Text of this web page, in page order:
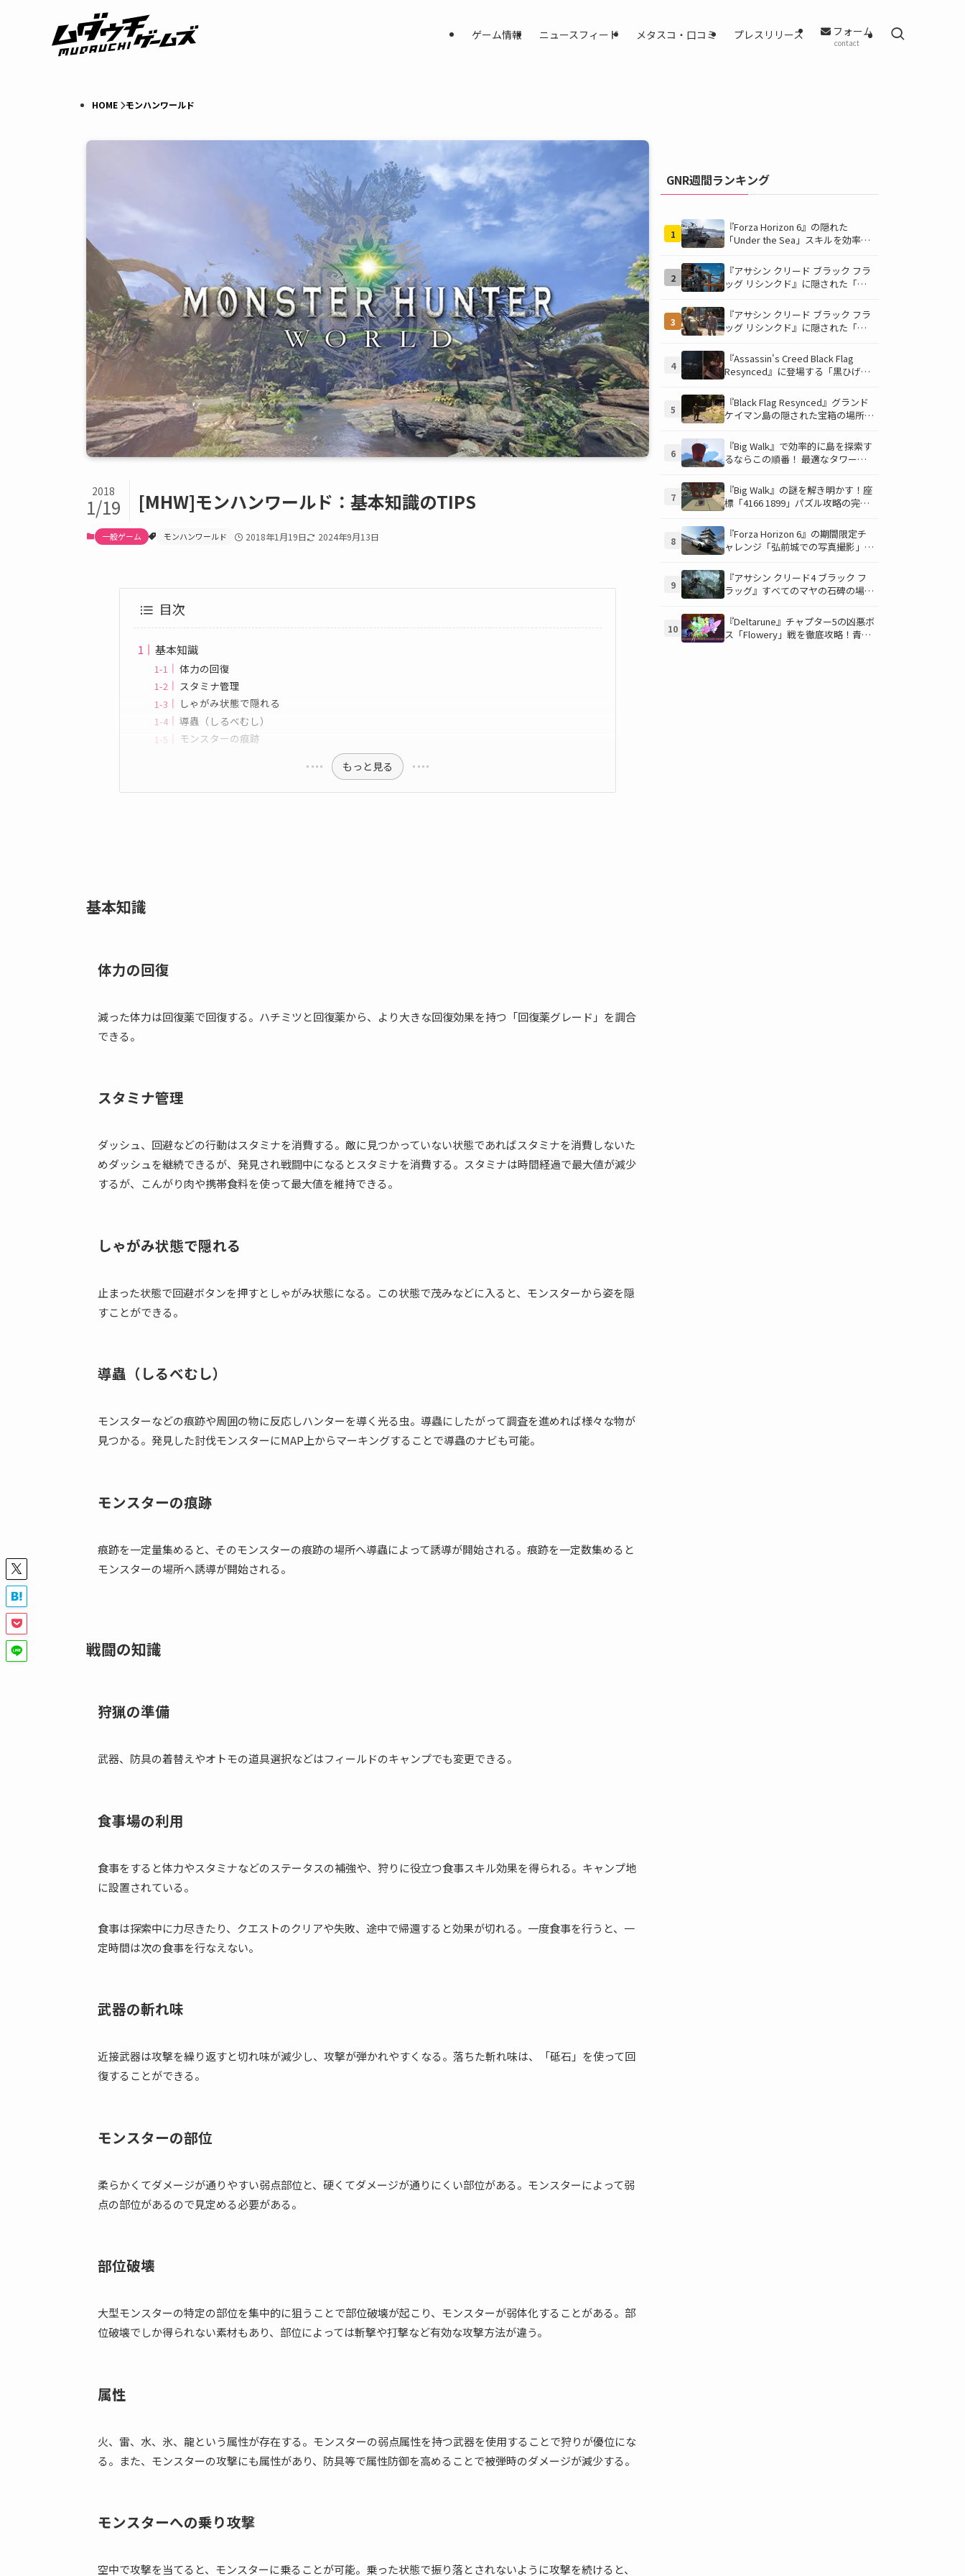
ゲーム情報 ニュースフィード メタスコ・口コミ プレスリリース フォーム
contact
HOME モンハンワールド
[MHW]モンハンワールド：基本知識のTIPS
2018
1/19
一般ゲーム モンハンワールド 2018年1月19日 2024年9月13日
目次
基本知識
体力の回復
スタミナ管理
しゃがみ状態で隠れる
導蟲（しるべむし）
モンスターの痕跡
もっと見る
基本知識
体力の回復
減った体力は回復薬で回復する。ハチミツと回復薬から、より大きな回復効果を持つ「回復薬グレード」を調合
できる。
スタミナ管理
ダッシュ、回避などの行動はスタミナを消費する。敵に見つかっていない状態であればスタミナを消費しないた
めダッシュを継続できるが、発見され戦闘中になるとスタミナを消費する。スタミナは時間経過で最大値が減少
するが、こんがり肉や携帯食料を使って最大値を維持できる。
しゃがみ状態で隠れる
止まった状態で回避ボタンを押すとしゃがみ状態になる。この状態で茂みなどに入ると、モンスターから姿を隠
すことができる。
導蟲（しるべむし）
モンスターなどの痕跡や周囲の物に反応しハンターを導く光る虫。導蟲にしたがって調査を進めれば様々な物が
見つかる。発見した討伐モンスターにMAP上からマーキングすることで導蟲のナビも可能。
モンスターの痕跡
痕跡を一定量集めると、そのモンスターの痕跡の場所へ導蟲によって誘導が開始される。痕跡を一定数集めると
モンスターの場所へ誘導が開始される。
戦闘の知識
狩猟の準備
武器、防具の着替えやオトモの道具選択などはフィールドのキャンプでも変更できる。
食事場の利用
食事をすると体力やスタミナなどのステータスの補強や、狩りに役立つ食事スキル効果を得られる。キャンプ地
に設置されている。
食事は探索中に力尽きたり、クエストのクリアや失敗、途中で帰還すると効果が切れる。一度食事を行うと、一
定時間は次の食事を行なえない。
武器の斬れ味
近接武器は攻撃を繰り返すと切れ味が減少し、攻撃が弾かれやすくなる。落ちた斬れ味は、「砥石」を使って回
復することができる。
モンスターの部位
柔らかくてダメージが通りやすい弱点部位と、硬くてダメージが通りにくい部位がある。モンスターによって弱
点の部位があるので見定める必要がある。
部位破壊
大型モンスターの特定の部位を集中的に狙うことで部位破壊が起こり、モンスターが弱体化することがある。部
位破壊でしか得られない素材もあり、部位によっては斬撃や打撃など有効な攻撃方法が違う。
属性
火、雷、水、氷、龍という属性が存在する。モンスターの弱点属性を持つ武器を使用することで狩りが優位にな
る。また、モンスターの攻撃にも属性があり、防具等で属性防御を高めることで被弾時のダメージが減少する。
モンスターへの乗り攻撃
空中で攻撃を当てると、モンスターに乗ることが可能。乗った状態で振り落とされないように攻撃を続けると、
GNR週間ランキング
1
『Forza Horizon 6』の隠れた
「Under the Sea」スキルを効率的
の鍵は伊東の海藻養殖場にあり！
2
『アサシン クリード ブラック フラ
ッグ リシンクド』に隠された「黒
底洞窟の危険を乗り越え、伝説の報
酬を手に入れよう
3
『アサシン クリード ブラック フラ
ッグ リシンクド』に隠された「修
説！伝説のアイテムや新衣装を手に
入れるための「地図の断片」入手方
法と修復のコツを紹介！
4
『Assassin's Creed Black Flag
Resynced』に登場する「黒ひげの
説！隠された財宝を見つけよう！
5
『Black Flag Resynced』グランド
ケイマン島の隠された宝箱の場所を
ト」でしか到達できないお宝も明ら
かに
6
『Big Walk』で効率的に島を探索す
るならこの順番！ 最適なタワー攻
について解説
7
『Big Walk』の謎を解き明かす！座
標「4166 1899」パズル攻略の完全
て隠されたひょうたんを手に入れよ
う！
8
『Forza Horizon 6』の期間限定チ
ャレンジ「弘前城での写真撮影」攻
で日本の名城を駆け巡り、特別な報
酬を手に入れよう！
9
『アサシン クリード4 ブラック フ
ラッグ』すべてのマヤの石碑の場所
ヤの衣装を入手して海賊ライフを有
利に進めよう！
10
『Deltarune』チャプター5の凶悪ボ
ス「Flowery」戦を徹底攻略！青い